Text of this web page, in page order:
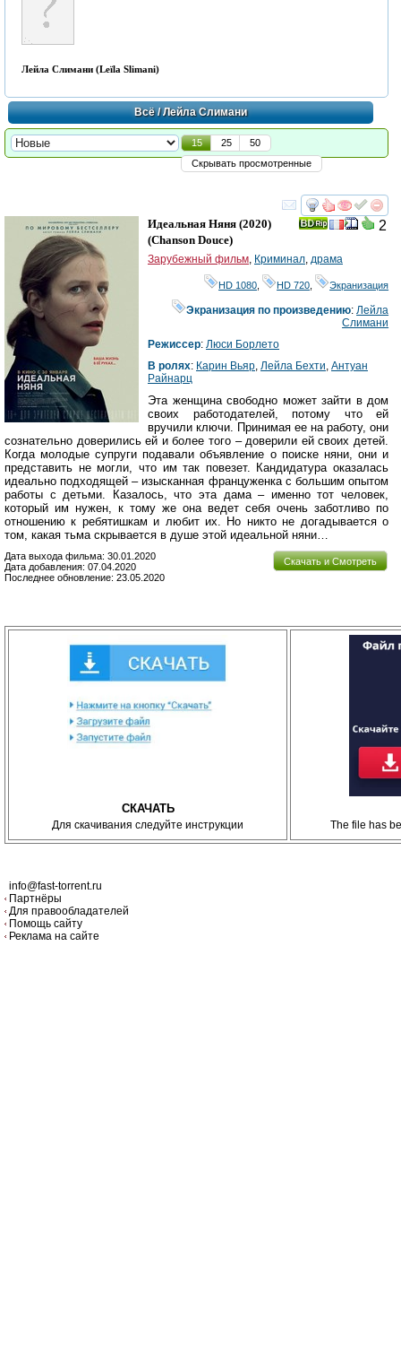
Лейла Слимани (Leïla Slimani)
Всё/ Лейла Слимани
15 25
50
Скрывать просмотренные
смотреть
2
Идеальная Няня (2020)
(Chanson Douce)
Зарубежный фильм Криминал драма
HD 1080 HD 720 Экранизация
Экранизация по произведению: Лейла
Слимани
Режиссер: Люси Борлето
В ролях: Карин Вьяр Лейла Бехти Антуан
Райнарц
Эта женщина свободно может зайти в дом
своих работодателей, потому что ей
вручили ключи. Принимая ее на работу, они
сознательно доверились ей и более того – доверили ей своих детей.
Когда молодые супруги подавали объявление о поиске няни, они и
представить не могли, что им так повезет. Кандидатура оказалась
идеально подходящей – изысканная француженка с большим опытом
работы с детьми. Казалось, что эта дама – именно тот человек,
который им нужен, к тому же она ведет себя очень заботливо по
отношению к ребятишкам и любит их. Но никто не догадывается о
том, какая тьма скрывается в душе этой идеальной няни…
Скачать и Смотреть
Дата выхода фильма: 30.01.2020
Дата добавления: 07.04.2020
Последнее обновление: 23.05.2020
СКАЧАТЬ
Для скачивания следуйте инструкции The file has
info@fast-torrent.ru
Партнёры
Для правообладателей
Помощь сайту
Реклама на сайте